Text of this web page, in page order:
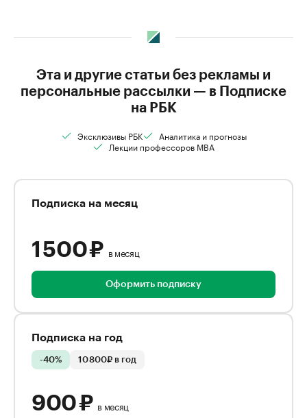
Эта и другие статьи без рекламы и
персональные рассылки — в Подписке
на РБК
Эксклюзивы РБК
Аналитика и прогнозы
Лекции профессоров MBA
Подписка на месяц
1 500 ₽ в месяц
Оформить подписку
Подписка на год
-40% 10 800₽ в год
900 ₽ в месяц